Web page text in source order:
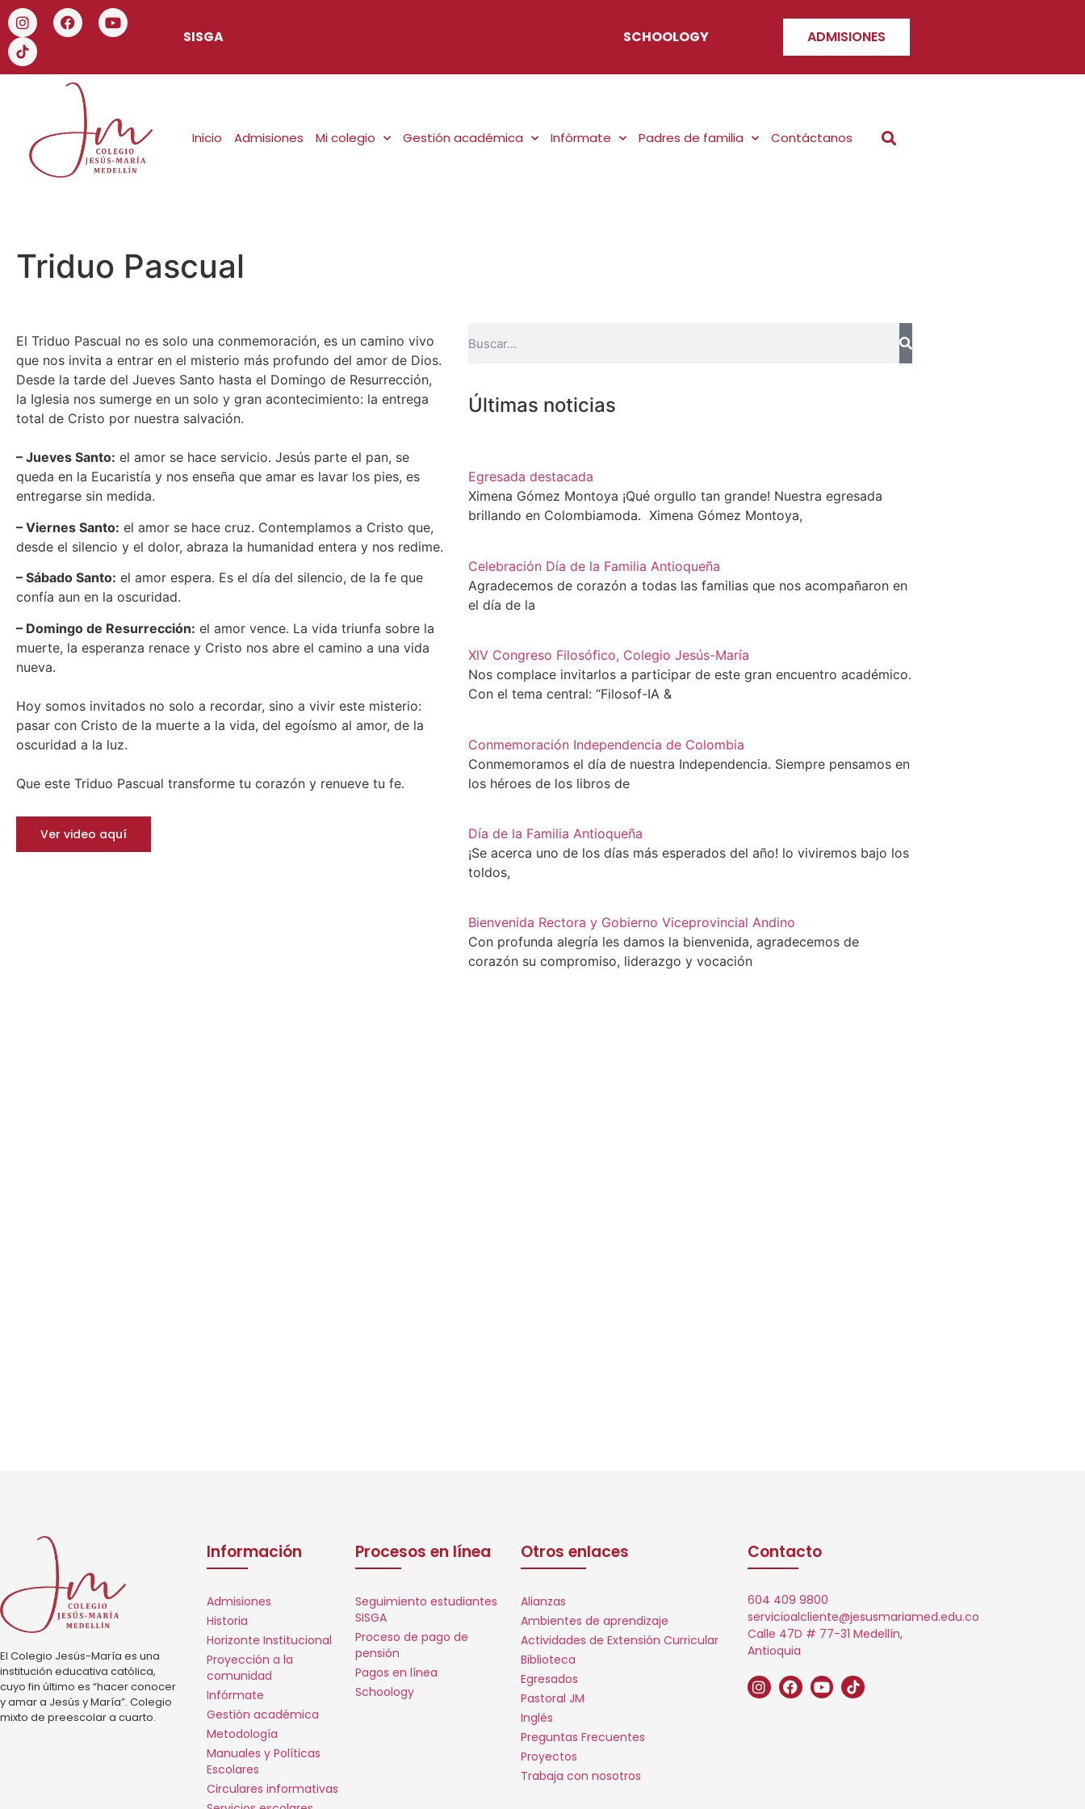
SISGA SCHOOLOGY ADMISIONES
Inicio Admisiones Mi colegio Gestión académica Infórmate Padres de familia Contáctanos
Triduo Pascual
El Triduo Pascual no es solo una conmemoración, es un camino vivo
que nos invita a entrar en el misterio más profundo del amor de Dios.
Desde la tarde del Jueves Santo hasta el Domingo de Resurrección,
la Iglesia nos sumerge en un solo y gran acontecimiento: la entrega
total de Cristo por nuestra salvación.
– Jueves Santo: el amor se hace servicio. Jesús parte el pan, se
queda en la Eucaristía y nos enseña que amar es lavar los pies, es
entregarse sin medida.
– Viernes Santo: el amor se hace cruz. Contemplamos a Cristo que,
desde el silencio y el dolor, abraza la humanidad entera y nos redime.
– Sábado Santo: el amor espera. Es el día del silencio, de la fe que
confía aun en la oscuridad.
– Domingo de Resurrección: el amor vence. La vida triunfa sobre la
muerte, la esperanza renace y Cristo nos abre el camino a una vida
nueva.
Hoy somos invitados no solo a recordar, sino a vivir este misterio:
pasar con Cristo de la muerte a la vida, del egoísmo al amor, de la
oscuridad a la luz.
Que este Triduo Pascual transforme tu corazón y renueve tu fe.
Ver video aquí
Últimas noticias
Egresada destacada
Ximena Gómez Montoya ¡Qué orgullo tan grande! Nuestra egresada
brillando en Colombiamoda. Ximena Gómez Montoya,
Celebración Día de la Familia Antioqueña
Agradecemos de corazón a todas las familias que nos acompañaron en
el día de la
XlV Congreso Filosófico, Colegio Jesús-María
Nos complace invitarlos a participar de este gran encuentro académico.
Con el tema central: “Filosof-IA &
Conmemoración Independencia de Colombia
Conmemoramos el día de nuestra Independencia. Siempre pensamos en
los héroes de los libros de
Día de la Familia Antioqueña
¡Se acerca uno de los días más esperados del año! lo viviremos bajo los
toldos,
Bienvenida Rectora y Gobierno Viceprovincial Andino
Con profunda alegría les damos la bienvenida, agradecemos de
corazón su compromiso, liderazgo y vocación
El Colegio Jesús-María es una
institución educativa católica,
cuyo fin último es “hacer conocer
y amar a Jesús y María”. Colegio
mixto de preescolar a cuarto.
Información
Admisiones
Historia
Horizonte Institucional
Proyección a la
comunidad
Infórmate
Gestión académica
Metodología
Manuales y Políticas
Escolares
Circulares informativas
Procesos en línea
Seguimiento estudiantes
SISGA
Proceso de pago de
pensión
Pagos en línea
Schoology
Otros enlaces
Alianzas
Ambientes de aprendizaje
Actividades de Extensión Curricular
Biblioteca
Egresados
Pastoral JM
Inglés
Preguntas Frecuentes
Proyectos
Trabaja con nosotros
Contacto
604 409 9800
servicioalcliente@jesusmariamed.edu.co
Calle 47D # 77-31 Medellín,
Antioquia